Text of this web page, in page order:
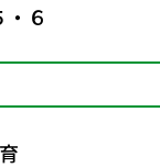
６